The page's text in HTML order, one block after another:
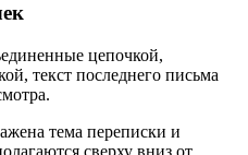
цепочкой,
текст последнего письма
тема переписки и
сверху вниз от